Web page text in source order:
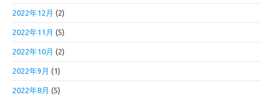
2022年12月 (2)
2022年11月 (5)
2022年10月 (2)
2022年9月 (1)
2022年8月 (5)